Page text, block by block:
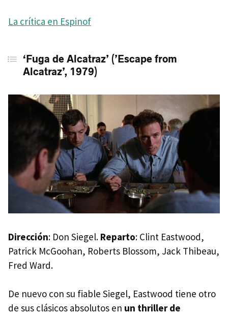
La crítica en Espinof
‘Fuga de Alcatraz’ (’Escape from
Alcatraz’, 1979)
Dirección: Don Siegel. Reparto: Clint Eastwood,
Patrick McGoohan, Roberts Blossom, Jack Thibeau,
Fred Ward.
De nuevo con su fiable Siegel, Eastwood tiene otro
de sus clásicos absolutos en un thriller de